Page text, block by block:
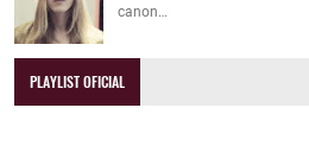
canon…
PLAYLIST OFICIAL